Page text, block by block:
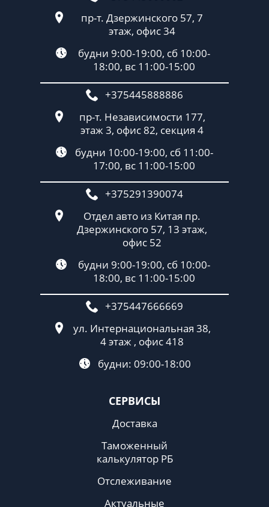
СЕРВИСЫ
Доставка
Таможенный
калькулятор РБ
Отслеживание
Актуальные
пр-т. Дзержинского 57, 7
этаж, офис 34
будни 9:00-19:00, сб 10:00-
18:00, вс 11:00-15:00
+375445888886
пр-т. Независимости 177,
этаж 3, офис 82, секция 4
будни 10:00-19:00, сб 11:00-
17:00, вс 11:00-15:00
+375291390074
Отдел авто из Китая пр.
Дзержинского 57, 13 этаж,
офис 52
будни 9:00-19:00, сб 10:00-
18:00, вс 11:00-15:00
+375447666669
ул. Интернациональная 38,
4 этаж , офис 418
будни: 09:00-18:00